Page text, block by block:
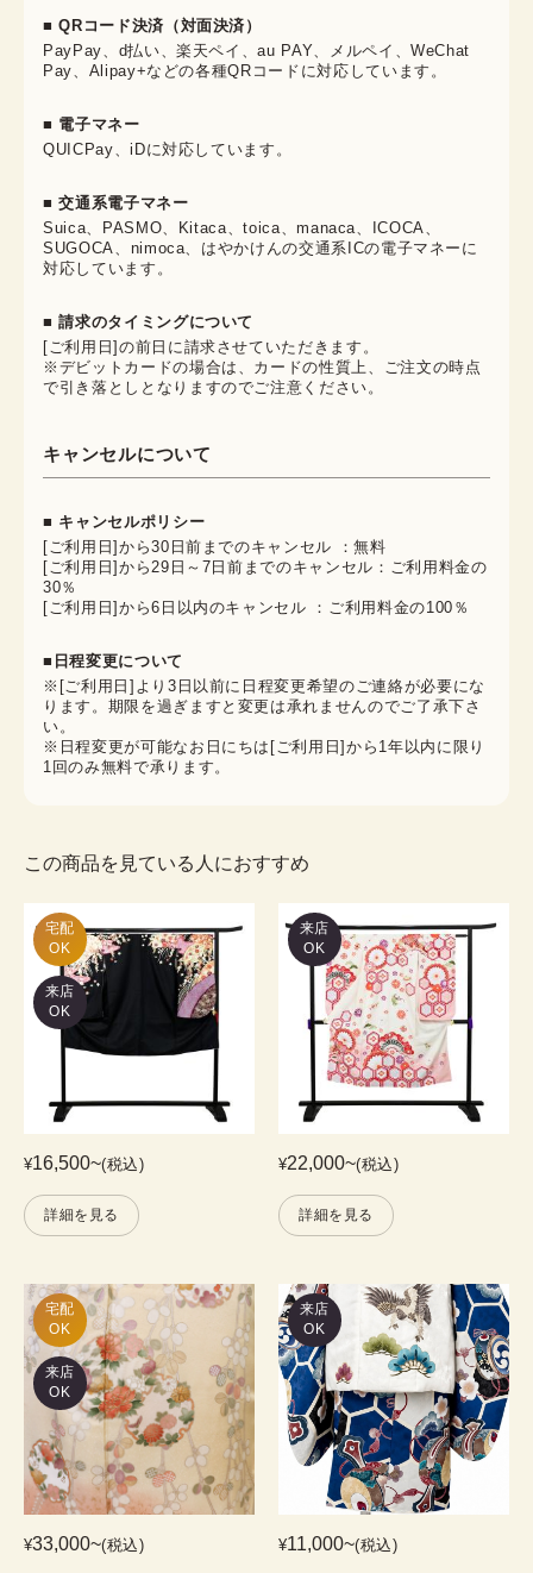
■ QRコード決済（対面決済）
PayPay、d払い、楽天ペイ、au PAY、メルペイ、WeChat
Pay、Alipay+などの各種QRコードに対応しています。
■ 電子マネー
QUICPay、iDに対応しています。
■ 交通系電子マネー
Suica、PASMO、Kitaca、toica、manaca、ICOCA、
SUGOCA、nimoca、はやかけんの交通系ICの電子マネーに
対応しています。
■ 請求のタイミングについて
[ご利用日]の前日に請求させていただきます。
※デビットカードの場合は、カードの性質上、ご注文の時点
で引き落としとなりますのでご注意ください。
キャンセルについて
■ キャンセルポリシー
[ご利用日]から30日前までのキャンセル ：無料
[ご利用日]から29日～7日前までのキャンセル：ご利用料金の
30％
[ご利用日]から6日以内のキャンセル ：ご利用料金の100％
■日程変更について
※[ご利用日]より3日以前に日程変更希望のご連絡が必要にな
ります。期限を過ぎますと変更は承れませんのでご了承下さ
い。
※日程変更が可能なお日にちは[ご利用日]から1年以内に限り
1回のみ無料で承ります。
この商品を見ている人におすすめ
宅配
OK
来店
OK
¥16,500~(税込)
詳細を見る
来店
OK
¥22,000~(税込)
詳細を見る
宅配
OK
来店
OK
¥33,000~(税込)
来店
OK
¥11,000~(税込)